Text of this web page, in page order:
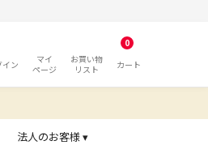
イン
マイ
ページ
お買い物
リスト
0
カート
法人のお客様 ▾